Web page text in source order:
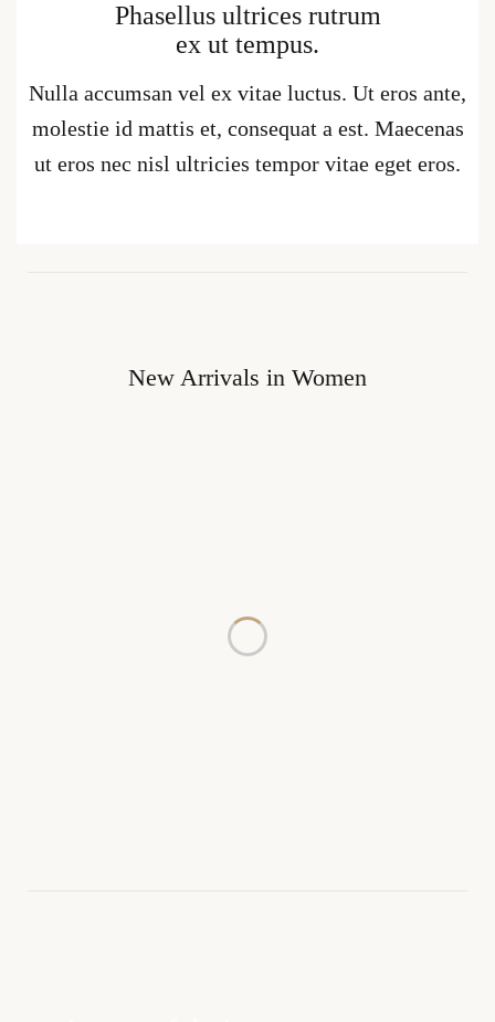
Phasellus ultrices rutrum
ex ut tempus.
Nulla accumsan vel ex vitae luctus. Ut eros ante,
molestie id mattis et, consequat a est. Maecenas
ut eros nec nisl ultricies tempor vitae eget eros.
New Arrivals in Women